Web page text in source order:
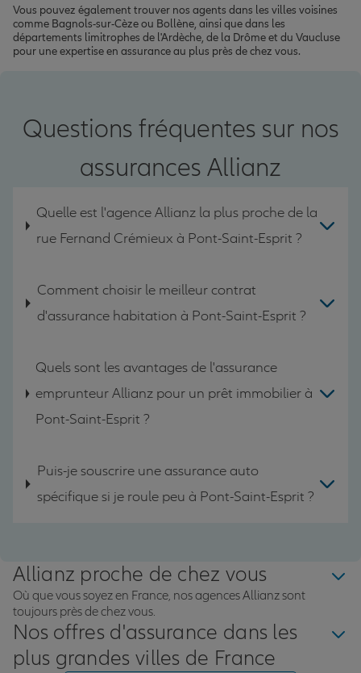
Vous pouvez également trouver nos agents dans les villes voisines
comme Bagnols-sur-Cèze ou Bollène, ainsi que dans les
départements limitrophes de l'Ardèche, de la Drôme et du Vaucluse
pour une expertise en assurance au plus près de chez vous.
Questions fréquentes sur nos
assurances Allianz
Quelle est l'agence Allianz la plus proche de la
rue Fernand Crémieux à Pont-Saint-Esprit ?
Comment choisir le meilleur contrat
d'assurance habitation à Pont-Saint-Esprit ?
Quels sont les avantages de l'assurance
emprunteur Allianz pour un prêt immobilier à
Pont-Saint-Esprit ?
Puis-je souscrire une assurance auto
spécifique si je roule peu à Pont-Saint-Esprit ?
Allianz proche de chez vous
Où que vous soyez en France, nos agences Allianz sont
toujours près de chez vous.
Nos offres d'assurance dans les
plus grandes villes de France